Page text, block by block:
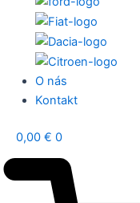
O nás
Kontakt
0,00 € 0